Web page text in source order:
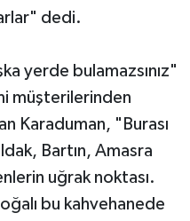
dedi.
yerde bulamazsınız"
müşterilerinden
Karaduman, "Burası
Bartın, Amasra
uğrak noktası.
bu kahvehanede